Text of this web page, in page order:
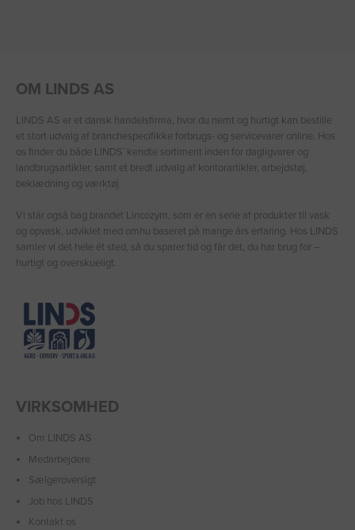
OM LINDS AS
LINDS AS er et dansk handelsfirma, hvor du nemt og hurtigt kan bestille
et stort udvalg af branchespecifikke forbrugs- og servicevarer online. Hos
os finder du både LINDS′ kendte sortiment inden for dagligvarer og
landbrugsartikler, samt et bredt udvalg af kontorartikler, arbejdstøj,
beklædning og værktøj.
Vi står også bag brandet Lincozym, som er en serie af produkter til vask
og opvask, udviklet med omhu baseret på mange års erfaring. Hos LINDS
samler vi det hele ét sted, så du sparer tid og får det, du har brug for –
hurtigt og overskueligt.
VIRKSOMHED
Om LINDS AS
Medarbejdere
Sælgeroversigt
Job hos LINDS
Kontakt os